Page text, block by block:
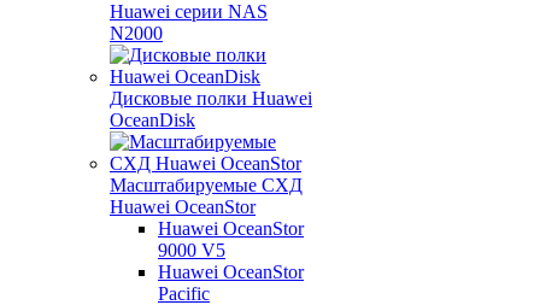
Huawei серии NAS
N2000
Дисковые полки Huawei
OceanDisk
Масштабируемые СХД
Huawei OceanStor
Huawei OceanStor
9000 V5
Huawei OceanStor
Pacific